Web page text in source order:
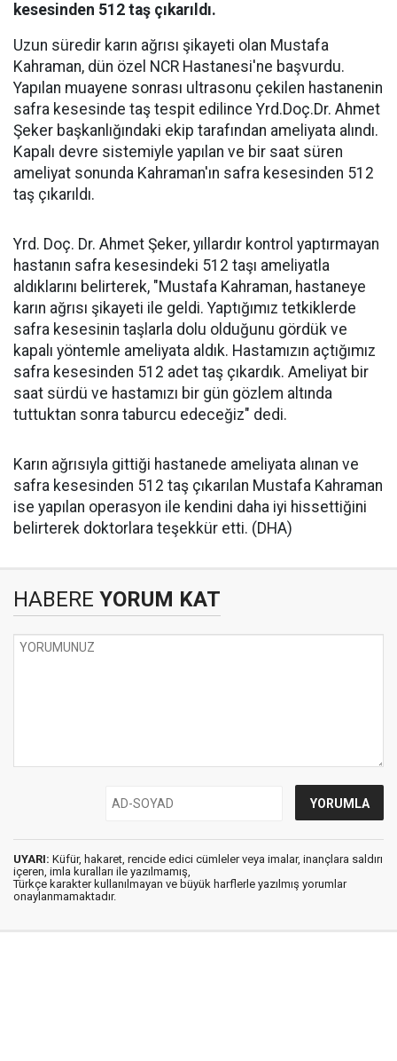
kesesinden 512 taş çıkarıldı.
Uzun süredir karın ağrısı şikayeti olan Mustafa
Kahraman, dün özel NCR Hastanesi'ne başvurdu.
Yapılan muayene sonrası ultrasonu çekilen hastanenin
safra kesesinde taş tespit edilince Yrd.Doç.Dr. Ahmet
Şeker başkanlığındaki ekip tarafından ameliyata alındı.
Kapalı devre sistemiyle yapılan ve bir saat süren
ameliyat sonunda Kahraman'ın safra kesesinden 512
taş çıkarıldı.
Yrd. Doç. Dr. Ahmet Şeker, yıllardır kontrol yaptırmayan
hastanın safra kesesindeki 512 taşı ameliyatla
aldıklarını belirterek, "Mustafa Kahraman, hastaneye
karın ağrısı şikayeti ile geldi. Yaptığımız tetkiklerde
safra kesesinin taşlarla dolu olduğunu gördük ve
kapalı yöntemle ameliyata aldık. Hastamızın açtığımız
safra kesesinden 512 adet taş çıkardık. Ameliyat bir
saat sürdü ve hastamızı bir gün gözlem altında
tuttuktan sonra taburcu edeceğiz" dedi.
Karın ağrısıyla gittiği hastanede ameliyata alınan ve
safra kesesinden 512 taş çıkarılan Mustafa Kahraman
ise yapılan operasyon ile kendini daha iyi hissettiğini
belirterek doktorlara teşekkür etti. (DHA)
HABERE YORUM KAT
UYARI: Küfür, hakaret, rencide edici cümleler veya imalar, inançlara saldırı
içeren, imla kuralları ile yazılmamış,
Türkçe karakter kullanılmayan ve büyük harflerle yazılmış yorumlar
onaylanmamaktadır.